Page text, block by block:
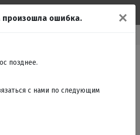
✕
произошла ошибка.
позднее.
с нами по следующим